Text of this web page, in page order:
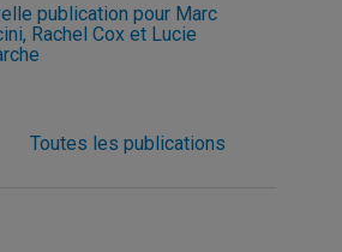
publication pour Marc
Rachel Cox et Lucie
Toutes les publications